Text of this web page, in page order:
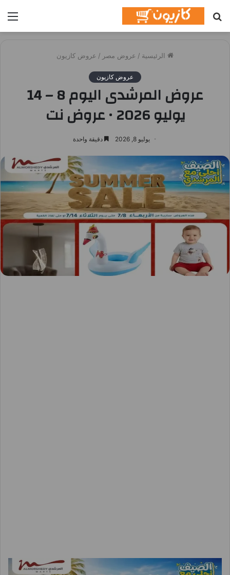
عن
الرئيسية / عروض مصر / عروض كازيون
عروض كازيون
عروض المرشدى اليوم 8 – 14
يوليو 2026 • عروض نت
يوليو 8, 2026 دقيقة واحدة